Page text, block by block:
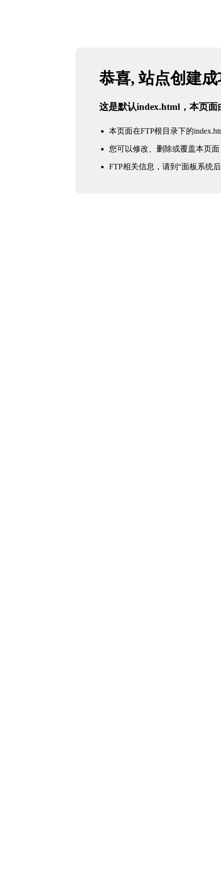
恭喜, 站点创建
这是默认index.html，本页面
本页面在FTP根目录下的
您可以修改、删除或覆盖本页面
FTP相关信息，请到“面板系统